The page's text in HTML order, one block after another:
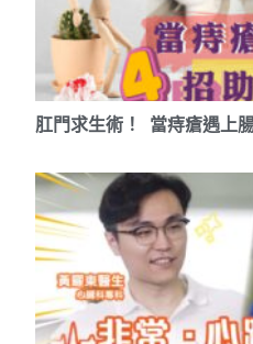
肛門求生術！ 當痔瘡遇